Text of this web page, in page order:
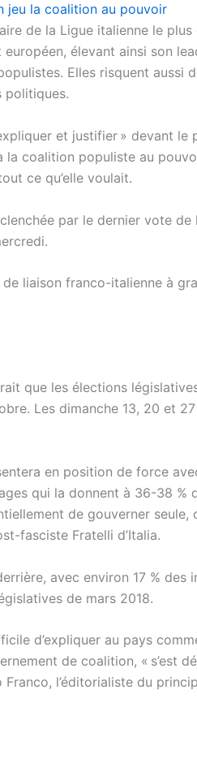
jeu la coalition au pouvoir
de la Ligue italienne le
élevant ainsi son
Elles risquent aussi
politiques.
et justifier » devant le
coalition populiste au
ce qu’elle voulait.
par le dernier vote de
liaison franco-italienne à
que les élections
Les dimanche 13, 20 et
en position de force
qui la donnent à 36-38 %
de gouverner seule,
fasciste Fratelli d’Italia.
avec environ 17 % des
de mars 2018.
d’expliquer au pays
de coalition, « s’est
l’éditorialiste du